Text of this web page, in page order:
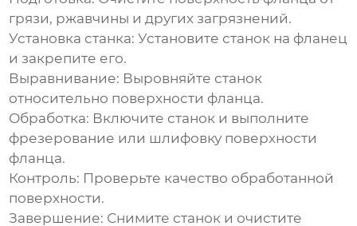
грязи, ржавчины и других загрязнений.
Установка станка: Установите станок на фланец
и закрепите его.
Выравнивание: Выровняйте станок
относительно поверхности фланца.
Обработка: Включите станок и выполните
фрезерование или шлифовку поверхности
фланца.
Контроль: Проверьте качество обработанной
поверхности.
Завершение: Снимите станок и очистите